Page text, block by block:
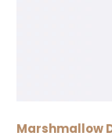
Marshmallow